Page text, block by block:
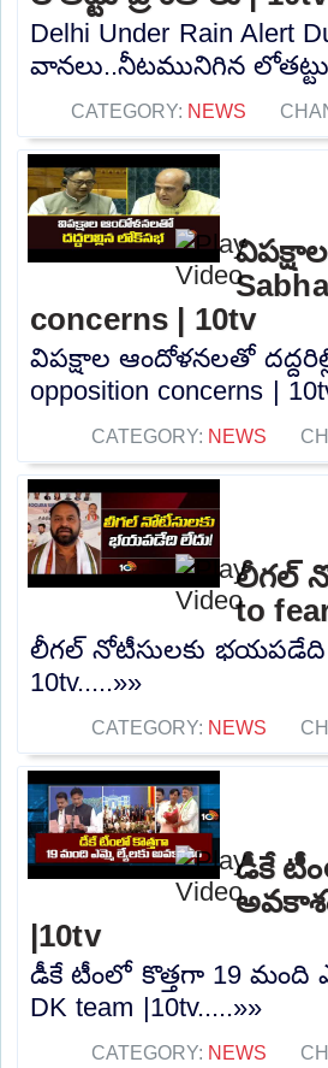
Delhi Under Rain Alert
వానలు..నీటమునిగిన లోతట్టు
CATEGORY: NEWS
concerns | 10tv
విపక్షాల ఆందోళనలతో
opposition concerns |
CATEGORY: NEWS
లీగల్
to
లీగల్ నోటీసులకు భయపడేది
10tv.....»»
CATEGORY: NEWS
డీకే
|10tv
డీకే టీంలో కొత్తగా 19 మంది
DK team |10tv.....»»
CATEGORY: NEWS